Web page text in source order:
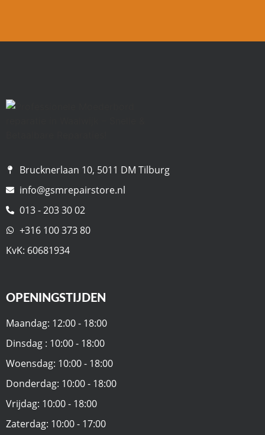
Brucknerlaan 10, 5011 DM Tilburg
info@gsmrepairstore.nl
013 - 203 30 02
+316 100 373 80
KvK: 60681934
OPENINGSTIJDEN
Maandag: 12:00 - 18:00
Dinsdag : 10:00 - 18:00
Woensdag: 10:00 - 18:00
Donderdag: 10:00 - 18:00
Vrijdag: 10:00 - 18:00
Zaterdag: 10:00 - 17:00